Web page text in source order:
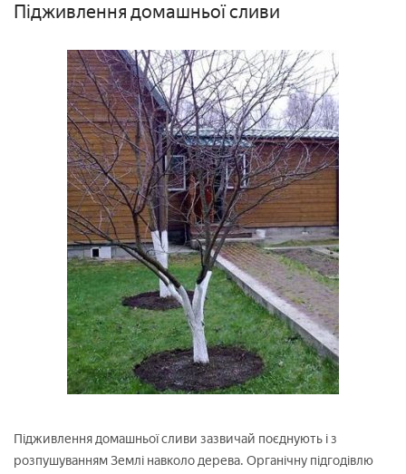
Підживлення домашньої сливи
Підживлення домашньої сливи зазвичай поєднують і з
розпушуванням Землі навколо дерева. Органічну підгодівлю